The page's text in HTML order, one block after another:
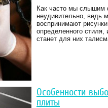
Как часто мы слышим
неудивительно, ведь
воспринимают
определенного стиля,
станет для них
Особенности
плиты